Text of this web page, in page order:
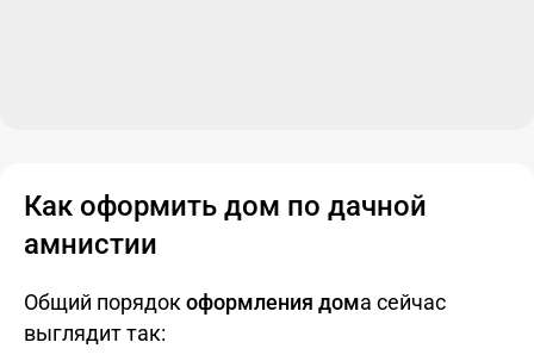
Как оформить дом по дачной
амнистии
Общий порядок оформления дома сейчас
выглядит так: